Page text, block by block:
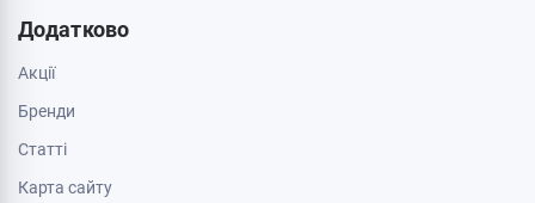
Додатково
Акції
Бренди
Cтатті
Карта сайту